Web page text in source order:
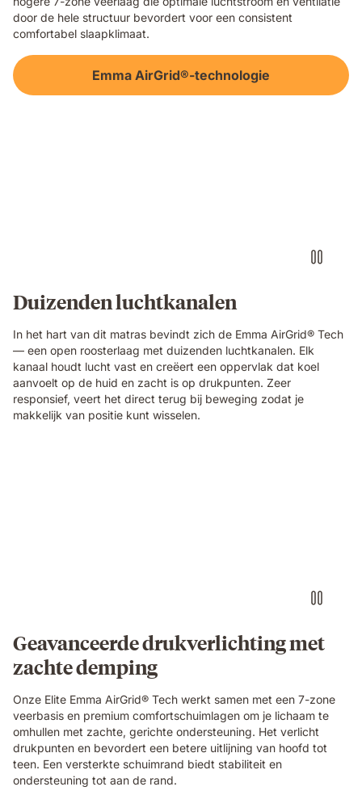
open-
cell
structure
in
close-
door de hele structuur bevordert voor een consistent
comfortabel slaapklimaat.
Emma AirGrid®-technologie
fibrous
showing
the
material
technology
of
the
Duizenden luchtkanalen
In het hart van dit matras bevindt zich de Emma AirGrid® Tech
— een open roosterlaag met duizenden luchtkanalen. Elk
kanaal houdt lucht vast en creëert een oppervlak dat koel
aanvoelt op de huid en zacht is op drukpunten. Zeer
responsief, veert het direct terug bij beweging zodat je
makkelijk van positie kunt wisselen.
foam
layer
of
the
Emma
Original
Elite
mattress,
demonstrating
Geavanceerde drukverlichting met
zachte demping
Onze Elite Emma AirGrid® Tech werkt samen met een 7-zone
veerbasis en premium comfortschuimlagen om je lichaam te
omhullen met zachte, gerichte ondersteuning. Het verlicht
drukpunten en bevordert een betere uitlijning van hoofd tot
teen. Een versterkte schuimrand biedt stabiliteit en
ondersteuning tot aan de rand.